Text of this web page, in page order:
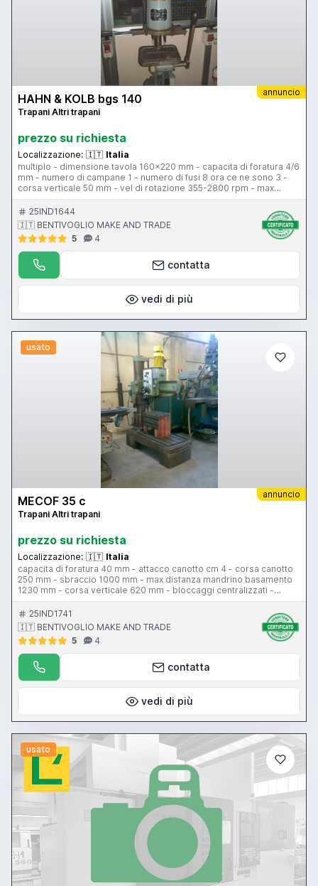
annuncio
HAHN & KOLB bgs 140
Trapani Altri trapani
prezzo su richiesta
Localizzazione: 🇮🇹 Italia
multiplo - dimensione tavola 160x220 mm - capacita di foratura 4/6
mm - numero di campane 1 - numero di fusi 8 ora ce ne sono 3 -
corsa verticale 50 mm - vel di rotazione 355-2800 rpm - max
distanza mandrino tavola 150 mm - testa fissa - tavola mobile
25IND1644
🇮🇹 BENTIVOGLIO MAKE AND TRADE
5
4
contatta
vedi di più
usato
annuncio
MECOF 35 c
Trapani Altri trapani
prezzo su richiesta
Localizzazione: 🇮🇹 Italia
capacita di foratura 40 mm - attacco canotto cm 4 - corsa canotto
250 mm - sbraccio 1000 mm - max distanza mandrino basamento
1230 mm - corsa verticale 620 mm - bloccaggi centralizzati -
potenza motore 3 CV - vel di rotazione 35-1460 rpm - cubo di
staffaggio - protezione antinfortunistica 550x380xh500 mm - peso
1800 kg
25IND1741
🇮🇹 BENTIVOGLIO MAKE AND TRADE
5
4
contatta
vedi di più
usato